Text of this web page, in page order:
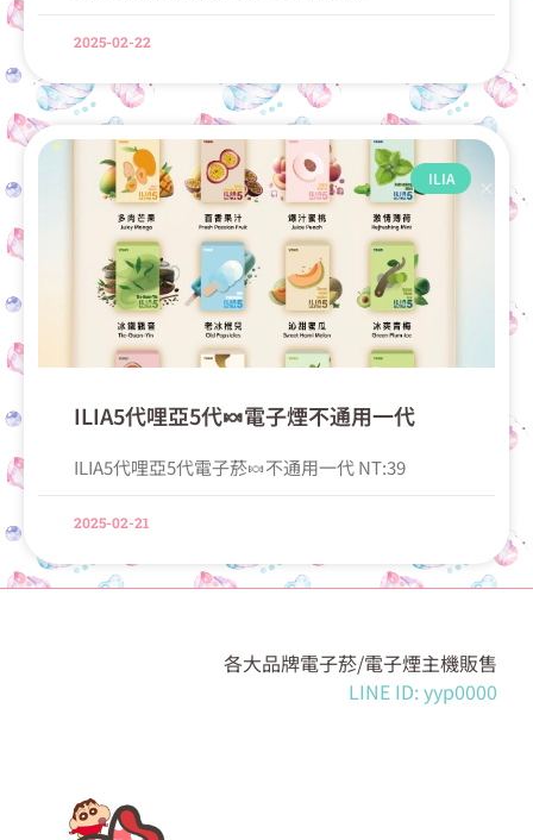
2025-02-22
ILIA
ILIA5代哩亞5代🍬電子煙不通用一代
ILIA5代哩亞5代電子菸🍬不通用一代 NT:39
2025-02-21
各大品牌電子菸/電子煙主機販售
LINE ID: yyp0000